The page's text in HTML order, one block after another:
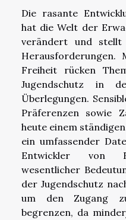
Die rasante
hat die Welt der
verändert und
Freiheit rücken
Jugendschutz in
Überlegungen.
Präferenzen sowie
heute einem
ein umfassender
Entwickler von
wesentlicher
der Jugendschutz
um den Zugang
begrenzen, da